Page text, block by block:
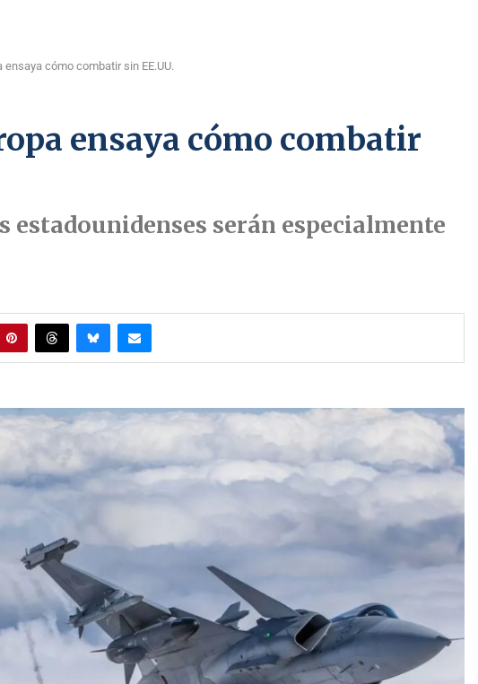
ensaya cómo combatir sin EE.UU.
ensaya cómo combatir
estadounidenses serán especialmente